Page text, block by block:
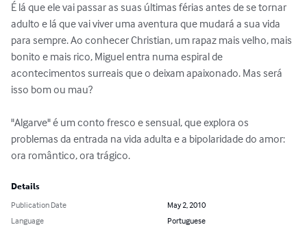
É lá que ele vai passar as suas últimas férias antes de se tornar
adulto e lá que vai viver uma aventura que mudará a sua vida
para sempre. Ao conhecer Christian, um rapaz mais velho, mais
bonito e mais rico, Miguel entra numa espiral de
acontecimentos surreais que o deixam apaixonado. Mas será
isso bom ou mau?
"Algarve" é um conto fresco e sensual, que explora os
problemas da entrada na vida adulta e a bipolaridade do amor:
ora romântico, ora trágico.
Details
Publication Date
May 2, 2010
Language
Portuguese